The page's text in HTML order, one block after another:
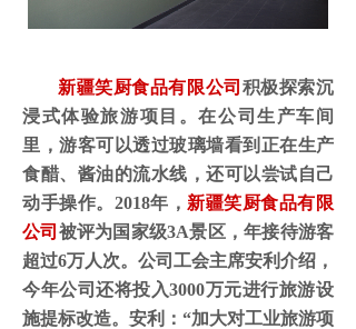
新疆笑厨食品有限公司 积极探索沉
浸式体验旅游项目。在公司生产车间
里，游客可以透过玻璃墙看到正在生产
食醋、酱油的流水线，还可以尝试自己
动手操作。 2018年， 新疆笑厨食品有限
公司 被评为国家级3A景区，年接待游客
超过6万人次。公司工会主席安利介绍，
今年公司还将投入3000万元进行旅游设
施提标改造。安利：“加大对工业旅游项